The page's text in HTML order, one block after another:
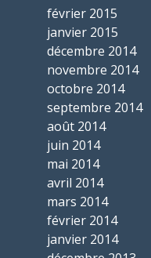
février 2015
janvier 2015
décembre 2014
novembre 2014
octobre 2014
septembre 2014
août 2014
juin 2014
mai 2014
avril 2014
mars 2014
février 2014
janvier 2014